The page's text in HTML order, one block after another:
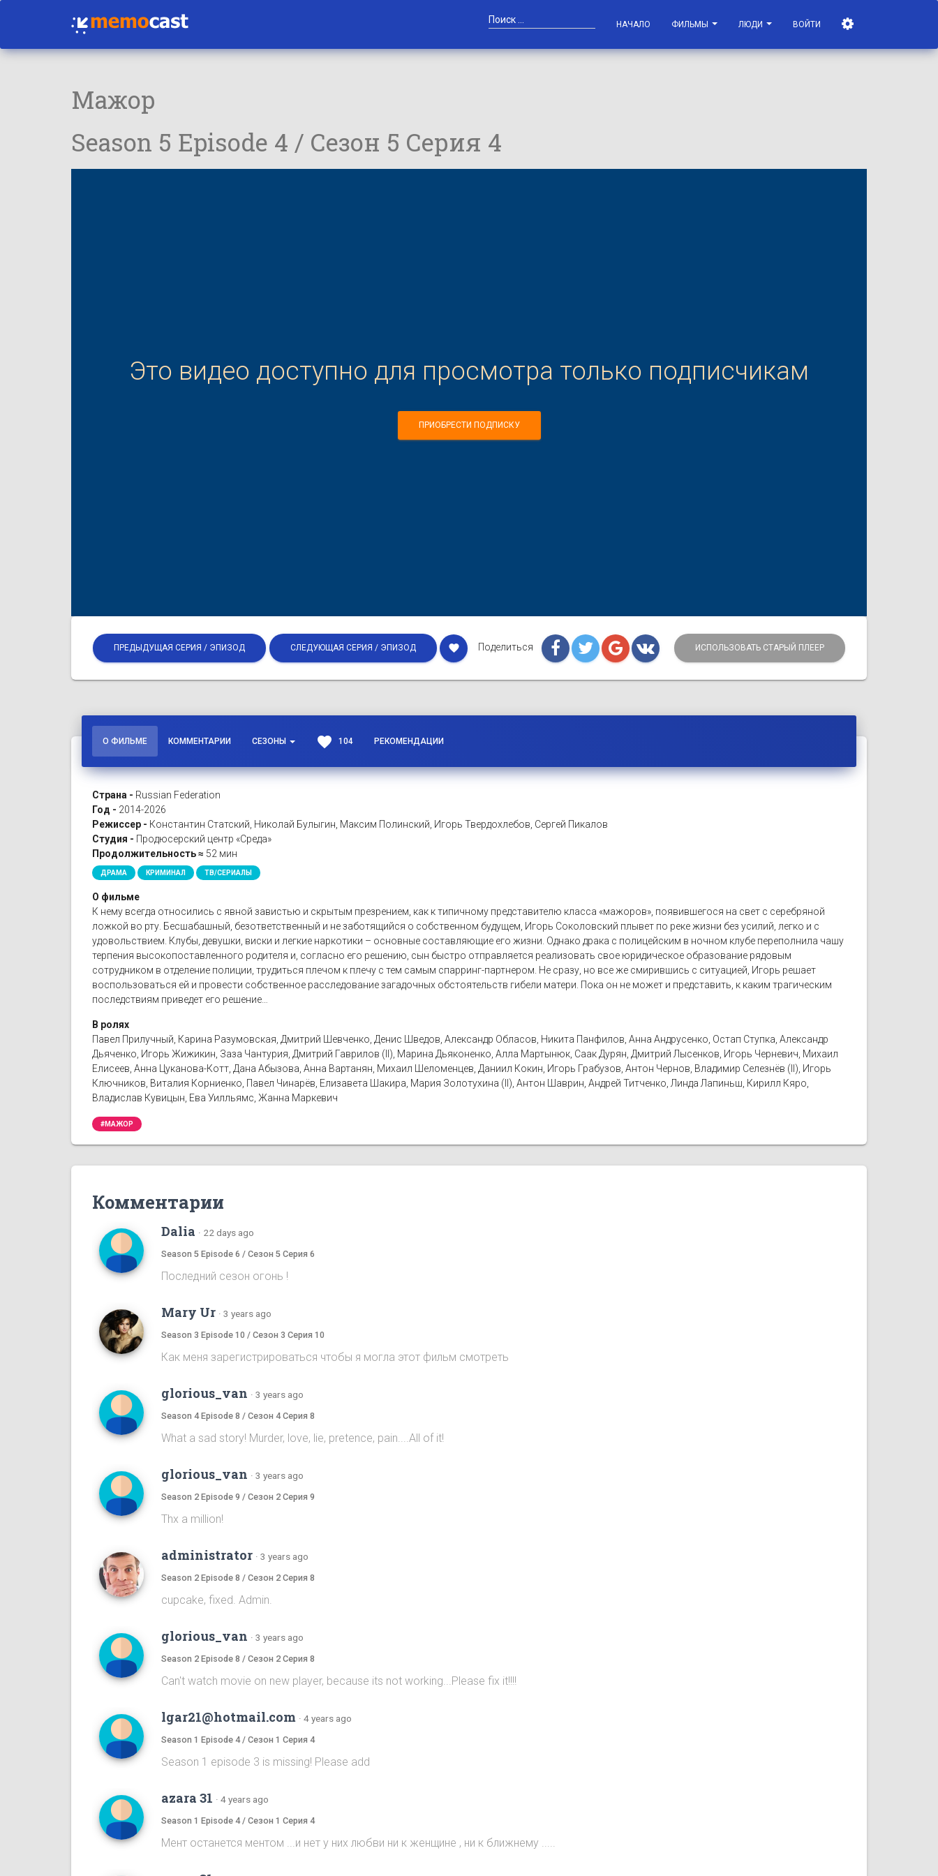
НАЧАЛО ФИЛЬМЫ ЛЮДИ ВОЙТИ
Мажор
Season 5 Episode 4 / Сезон 5 Серия 4
Это видео доступно для просмотра только подписчикам
ПРИОБРЕСТИ ПОДПИСКУ
ПРЕДЫДУЩАЯ СЕРИЯ / ЭПИЗОД СЛЕДУЮЩАЯ СЕРИЯ / ЭПИЗОД favorite Поделиться ИСПОЛЬЗОВАТЬ СТАРЫЙ ПЛЕЕР
О ФИЛЬМЕ КОММЕНТАРИИ СЕЗОНЫ favorite 104 РЕКОМЕНДАЦИИ
Страна - Russian Federation
Год - 2014-2026
Режиссер - Константин Статский, Николай Булыгин, Максим Полинский, Игорь Твердохлебов, Сергей Пикалов
Студия - Продюсерский центр «Среда»
Продолжительность ≈ 52 мин
ДРАМА КРИМИНАЛ ТВ/СЕРИАЛЫ
О фильме
К нему всегда относились с явной завистью и скрытым презрением, как к типичному представителю класса «мажоров», появившегося на свет с серебряной
ложкой во рту. Бесшабашный, безответственный и не заботящийся о собственном будущем, Игорь Соколовский плывет по реке жизни без усилий, легко и с
удовольствием. Клубы, девушки, виски и легкие наркотики – основные составляющие его жизни. Однако драка с полицейским в ночном клубе переполнила чашу
терпения высокопоставленного родителя и, согласно его решению, сын быстро отправляется реализовать свое юридическое образование рядовым
сотрудником в отделение полиции, трудиться плечом к плечу с тем самым спарринг-партнером. Не сразу, но все же смирившись с ситуацией, Игорь решает
воспользоваться ей и провести собственное расследование загадочных обстоятельств гибели матери. Пока он не может и представить, к каким трагическим
последствиям приведет его решение…
В ролях
Павел Прилучный, Карина Разумовская, Дмитрий Шевченко, Денис Шведов, Александр Обласов, Никита Панфилов, Анна Андрусенко, Остап Ступка, Александр
Дьяченко, Игорь Жижикин, Заза Чантурия, Дмитрий Гаврилов (II), Марина Дьяконенко, Алла Мартынюк, Саак Дурян, Дмитрий Лысенков, Игорь Черневич, Михаил
Елисеев, Анна Цуканова-Котт, Дана Абызова, Анна Вартанян, Михаил Шеломенцев, Даниил Кокин, Игорь Грабузов, Антон Чернов, Владимир Селезнёв (II), Игорь
Ключников, Виталия Корниенко, Павел Чинарёв, Елизавета Шакира, Мария Золотухина (II), Антон Шаврин, Андрей Титченко, Линда Лапиньш, Кирилл Кяро,
Владислав Кувицын, Ева Уилльямс, Жанна Маркевич
#МАЖОР
Комментарии
Dalia · 22 days ago
Season 5 Episode 6 / Сезон 5 Серия 6
Последний сезон огонь !
Mary Ur · 3 years ago
Season 3 Episode 10 / Сезон 3 Серия 10
Как меня зарегистрироваться чтобы я могла этот фильм смотреть
glorious_van · 3 years ago
Season 4 Episode 8 / Сезон 4 Серия 8
What a sad story! Murder, love, lie, pretence, pain....All of it!
glorious_van · 3 years ago
Season 2 Episode 9 / Сезон 2 Серия 9
Thx a million!
administrator · 3 years ago
Season 2 Episode 8 / Сезон 2 Серия 8
cupcake, fixed. Admin.
glorious_van · 3 years ago
Season 2 Episode 8 / Сезон 2 Серия 8
Can't watch movie on new player, because its not working...Please fix it!!!!
lgar21@hotmail.com · 4 years ago
Season 1 Episode 4 / Сезон 1 Серия 4
Season 1 episode 3 is missing! Please add
azara 31 · 4 years ago
Season 1 Episode 4 / Сезон 1 Серия 4
Мент останется ментом ...и нет у них любви ни к женщине , ни к ближнему .....